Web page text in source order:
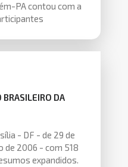
PA contou com a
BRASILEIRO DA
- DF - de 29 de
de 2006 - com 518
expandidos.